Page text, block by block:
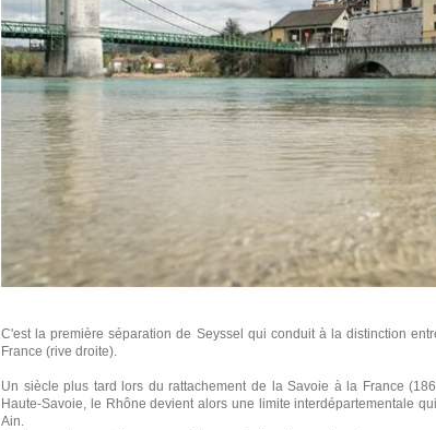
C'est la première séparation de Seyssel qui conduit à la distinction
France (rive droite).
Un siècle plus tard lors du rattachement de la Savoie à la France
Haute-Savoie, le Rhône devient alors une limite interdépartementale
Ain.